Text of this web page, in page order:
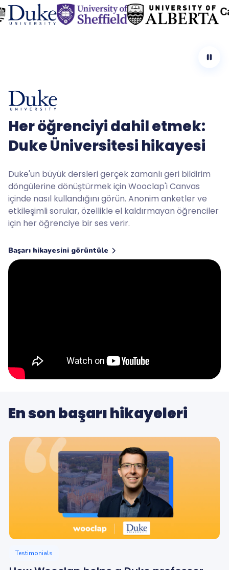
Her öğrenciyi dahil etmek:
Duke Üniversitesi hikayesi
Duke'un büyük dersleri gerçek zamanlı geri bildirim
döngülerine dönüştürmek için Wooclap'i Canvas
içinde nasıl kullandığını görün. Anonim anketler ve
etkileşimli sorular, özellikle el kaldırmayan öğrenciler
için her öğrenciye bir ses verir.
Başarı hikayesini görüntüle
En son başarı hikayeleri
Testimonials